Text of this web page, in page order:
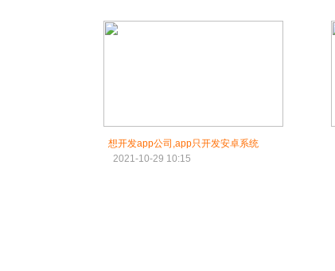
想开发app公司,app只开发安卓系统
2021-10-29 10:15